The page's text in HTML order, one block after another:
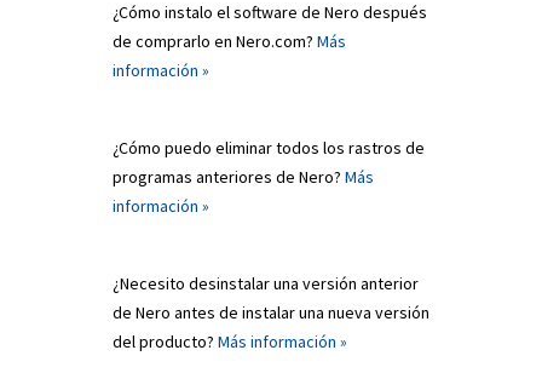
¿Cómo instalo el software de Nero después
de comprarlo en Nero.com? Más
información »
¿Cómo puedo eliminar todos los rastros de
programas anteriores de Nero? Más
información »
¿Necesito desinstalar una versión anterior
de Nero antes de instalar una nueva versión
del producto? Más información »